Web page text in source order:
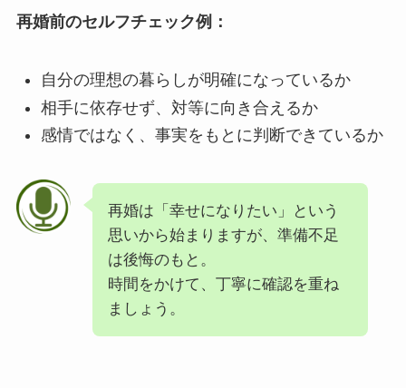
再婚前のセルフチェック例：
自分の理想の暮らしが明確になっているか
相手に依存せず、対等に向き合えるか
感情ではなく、事実をもとに判断できているか
再婚は「幸せになりたい」という
思いから始まりますが、準備不足
は後悔のもと。
時間をかけて、丁寧に確認を重ね
ましょう。